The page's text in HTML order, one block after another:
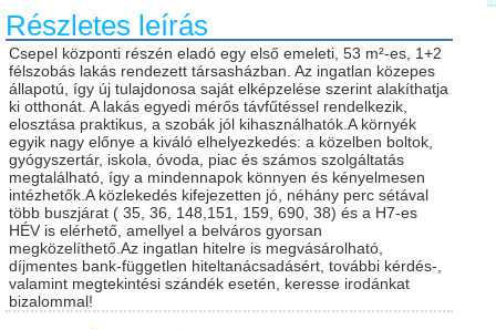
Részletes leírás
Csepel központi részén eladó egy első emeleti, 53 m²-es, 1+2
félszobás lakás rendezett társasházban. Az ingatlan közepes
állapotú, így új tulajdonosa saját elképzelése szerint alakíthatja
ki otthonát. A lakás egyedi mérős távfűtéssel rendelkezik,
elosztása praktikus, a szobák jól kihasználhatók.A környék
egyik nagy előnye a kiváló elhelyezkedés: a közelben boltok,
gyógyszertár, iskola, óvoda, piac és számos szolgáltatás
megtalálható, így a mindennapok könnyen és kényelmesen
intézhetők.A közlekedés kifejezetten jó, néhány perc sétával
több buszjárat ( 35, 36, 148,151, 159, 690, 38) és a H7-es
HÉV is elérhető, amellyel a belváros gyorsan
megközelíthető.Az ingatlan hitelre is megvásárolható,
díjmentes bank-független hiteltanácsadásért, további kérdés-,
valamint megtekintési szándék esetén, keresse irodánkat
bizalommal!